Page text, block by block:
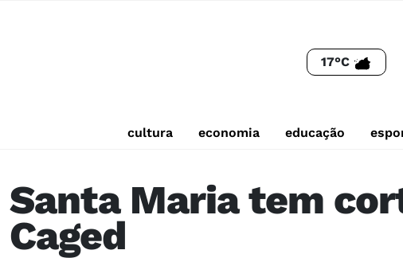
17°C
cultura economia educação
Santa Maria tem
Caged